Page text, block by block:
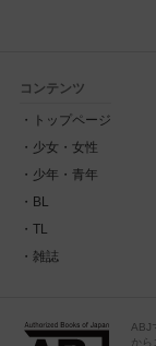
コンテンツ
トップページ
少女・女性
少年・青年
BL
TL
雑誌
ABJ
か